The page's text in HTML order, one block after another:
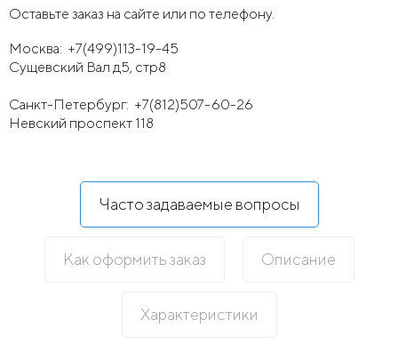
Оставьте заказ на сайте или по телефону.
Москва: +7(499)113-19-45
Сущевский Вал д5, стр8
Санкт-Петербург: +7(812)507-60-26
Невский проспект 118
Часто задаваемые вопросы
Как оформить заказ Описание
Характеристики